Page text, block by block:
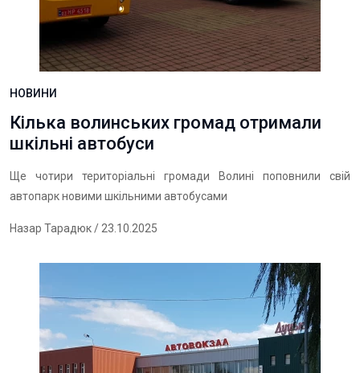
НОВИНИ
Кілька волинських громад отримали
шкільні автобуси
Ще чотири територіальні громади Волині поповнили свій
автопарк новими шкільними автобусами
Назар Тарадюк/ 23.10.2025